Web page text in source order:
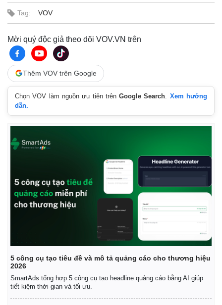
Thế giới
Quan sát
Cuộc sống đó đây
Hồ sơ
Multimedia
Tag: VOV
Mời quý độc giả theo dõi VOV.VN trên
Thêm VOV trên Google
Chọn VOV làm nguồn ưu tiên trênGoogle Search
Xem hướng
dẫn.
5 công cụ tạo tiêu đề và mô tả quảng cáo cho thương hiệu
2026
SmartAds tổng hợp 5 công cụ tạo headline quảng cáo bằng AI giúp
tiết kiệm thời gian và tối ưu.